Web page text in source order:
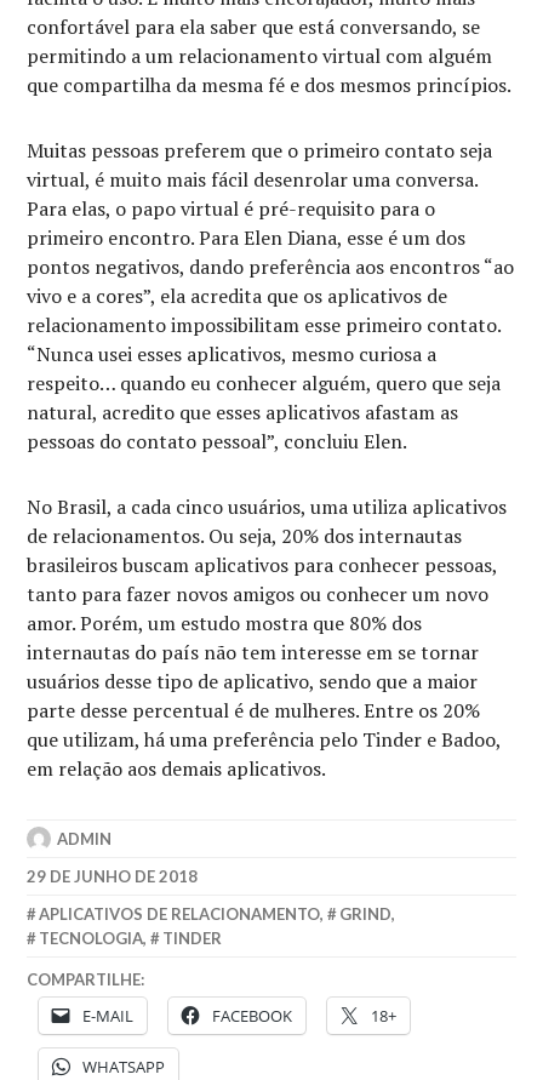
confortável para ela saber que está conversando, se
permitindo a um relacionamento virtual com alguém
que compartilha da mesma fé e dos mesmos princípios.
Muitas pessoas preferem que o primeiro contato seja
virtual, é muito mais fácil desenrolar uma conversa.
Para elas, o papo virtual é pré-requisito para o
primeiro encontro. Para Elen Diana, esse é um dos
pontos negativos, dando preferência aos encontros “ao
vivo e a cores”, ela acredita que os aplicativos de
relacionamento impossibilitam esse primeiro contato.
“Nunca usei esses aplicativos, mesmo curiosa a
respeito… quando eu conhecer alguém, quero que seja
natural, acredito que esses aplicativos afastam as
pessoas do contato pessoal”, concluiu Elen.
No Brasil, a cada cinco usuários,uma utiliza aplicativos
de relacionamentos. Ou seja, 20% dos internautas
brasileiros buscam aplicativos para conhecer pessoas,
tanto para fazer novos amigos ou conhecer um novo
amor. Porém, um estudo mostra que 80% dos
internautas do país não tem interesse em se tornar
usuários desse tipo de aplicativo, sendo que a maior
parte desse percentual é de mulheres. Entre os 20%
que utilizam, há uma preferência pelo Tinder e Badoo,
em relação aos demais aplicativos.
ADMIN
29 DE JUNHO DE 2018
APLICATIVOS DE RELACIONAMENTO, GRIND,
TECNOLOGIA, TINDER
COMPARTILHE:
E-MAIL FACEBOOK 18+
WHATSAPP